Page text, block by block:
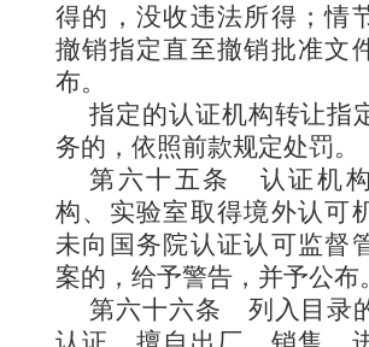
得的，没收违法所得；情
撤销指定直至撤销批准文
布。
指定的认证机构转让指
务的，依照前款规定处罚。
第六十五条 认证机
构、实验室取得境外认可
未向国务院认证认可监督
案的，给予警告，并予公布。
第六十六条 列入目录